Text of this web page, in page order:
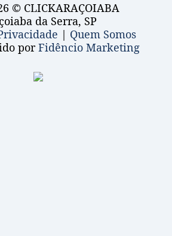
© CLICKARAÇOIABA
da Serra, SP
| Quem Somos
porFidêncio Marketing